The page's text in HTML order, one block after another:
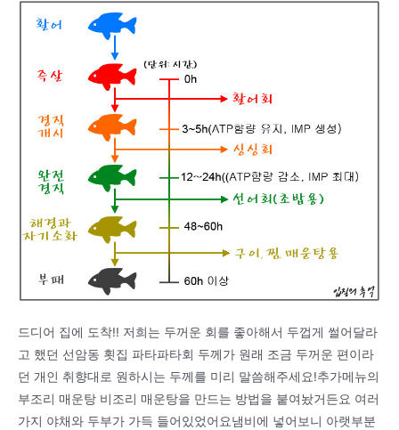
드디어 집에 도착!! 저희는 두꺼운 회를 좋아해서 두껍게 썰어달라
고 했던 선암동 횟집 파타파타회 두께가 원래 조금 두꺼운 편이라
던 개인 취향대로 원하시는 두께를 미리 말씀해주세요!추가메뉴의
부조리 매운탕 비조리 매운탕을 만드는 방법을 붙여놨거든요 여러
가지 야채와 두부가 가득 들어있었어요냄비에 넣어보니 아랫부분